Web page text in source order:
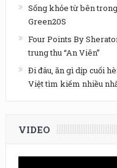
Sống khỏe từ bên
Green20S
Four Points By
trung thu “An Viên”
Đi đâu, ăn gì dịp cuối
Việt tìm kiếm nhiều
VIDEO